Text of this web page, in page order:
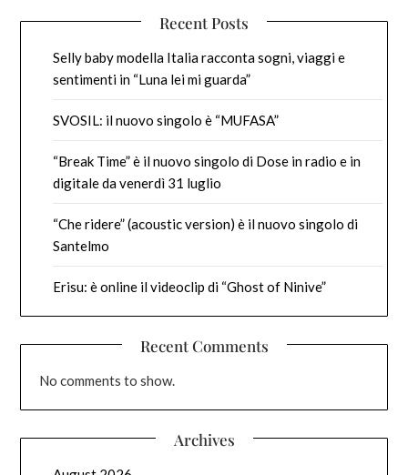
Recent Posts
Selly baby modella Italia racconta sogni, viaggi e
sentimenti in “Luna lei mi guarda”
SVOSIL: il nuovo singolo è “MUFASA”
“Break Time” è il nuovo singolo di Dose in radio e in
digitale da venerdì 31 luglio
“Che ridere” (acoustic version) è il nuovo singolo di
Santelmo
Erisu: è online il videoclip di “Ghost of Ninive”
Recent Comments
No comments to show.
Archives